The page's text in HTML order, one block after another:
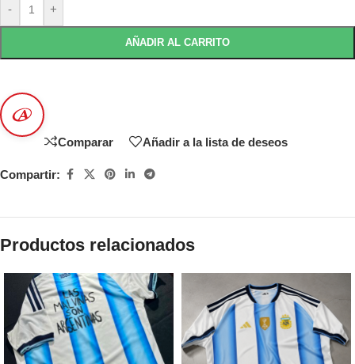
- +
AÑADIR AL CARRITO
Comparar Añadir a la lista de deseos
Compartir:
Productos relacionados